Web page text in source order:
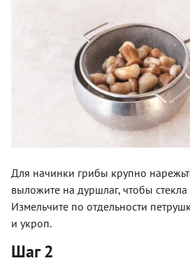
Для начинки грибы крупно
выложите на дуршлаг, чтобы стекла
Измельчите по отдельности
и укроп.
Шаг 2